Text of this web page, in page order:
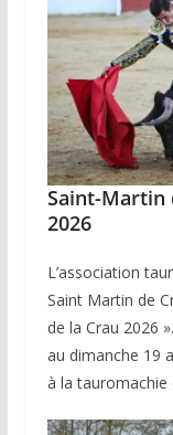
Saint-Martin
2026
L’association
Saint Martin de
de la Crau 2026
au dimanche 19
à la tauromachie